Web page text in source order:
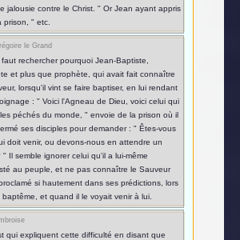
jalousie contre le Christ. " Or Jean ayant appris
prison, " etc.
le Grand
faut rechercher pourquoi Jean-Baptiste,
et plus que prophète, qui avait fait connaître
lorsqu'il vint se faire baptiser, en lui rendant
: " Voici l'Agneau de Dieu, voici celui qui
péchés du monde, " envoie de la prison où il
ses disciples pour demander : " Êtes-vous
doit venir, ou devons-nous en attendre un
" Il semble ignorer celui qu'il a lui-même
au peuple, et ne pas connaître le Sauveur
si hautement dans ses prédictions, lors
et quand il le voyait venir à lui.
qui expliquent cette difficulté en disant que